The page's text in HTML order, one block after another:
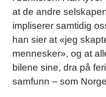
at de andre
impliserer samtidig
han sier at «jeg
mennesker», og at
bilene sine, dra på
samfunn – som